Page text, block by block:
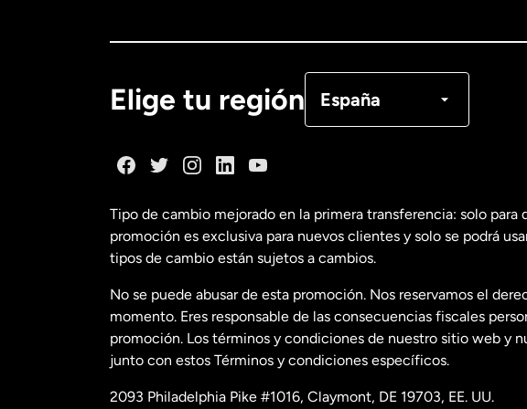
Elige tu región España
Estados Unidos English
Estados Unidos Español
Francia
Tipo de cambio mejorado en la primera transferencia: solo
promoción es exclusiva para nuevos clientes y solo se podrá
tipos de cambio están sujetos a cambios.
No se puede abusar de esta promoción. Nos reservamos el
momento. Eres responsable de las consecuencias fiscales
promoción. Los términos y condiciones de nuestro sitio web y
junto con estos Términos y condiciones específicos.
2093 Philadelphia Pike #1016, Claymont, DE 19703, EE. UU.